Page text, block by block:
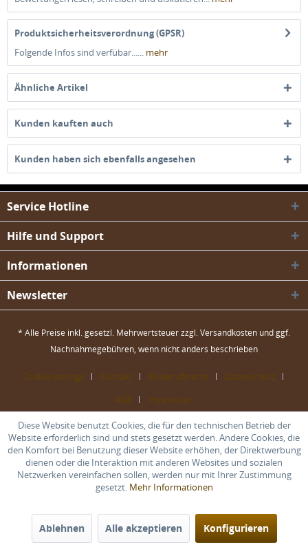
Produktsicherheitsverordnung (GPSR)
Folgende Infos sind verfübar...... mehr
Ähnliche Artikel
Kunden kauften auch
Kunden haben sich ebenfalls angesehen
Service Hotline
Hilfe und Support
Informationen
Newsletter
* Alle Preise inkl. gesetzl. Mehrwertsteuer zzgl.Versandkosten und ggf.
Nachnahmegebühren, wenn nicht anders beschrieben
Cookie settings Kontakt Widerrufsrecht
Datenschutz
AGB
Impressum
Diese Website benutzt Cookies, die für den technischen Betrieb der
Website erforderlich sind und stets gesetzt werden. Andere Cookies, die
den Komfort bei Benutzung dieser Website erhöhen, der Direktwerbung
dienen oder die Interaktion mit anderen Websites und sozialen
Netzwerken vereinfachen sollen, werden nur mit Ihrer Zustimmung
gesetzt. Mehr Informationen
Ablehnen Alle akzeptieren Konfigurieren